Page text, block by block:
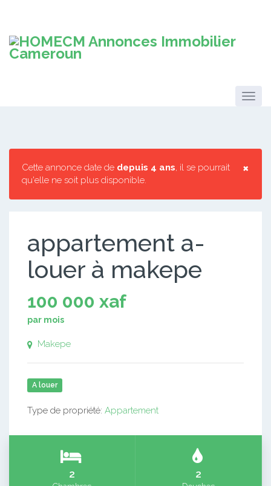
×
Cette annonce date de depuis 4 ans, il se pourrait
qu'elle ne soit plus disponible.
appartement a-
louer à makepe
100 000 xaf
par mois
Makepe
A louer
Type de propriété: Appartement
2 2